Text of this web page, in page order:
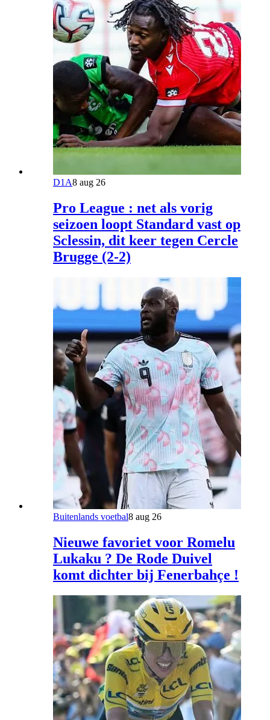
D1A8 aug 26
Pro League : net als vorig
seizoen loopt Standard vast op
Sclessin, dit keer tegen Cercle
Brugge (2-2)
Buitenlands voetbal8 aug 26
Nieuwe favoriet voor Romelu
Lukaku ? De Rode Duivel
komt dichter bij Fenerbahçe !